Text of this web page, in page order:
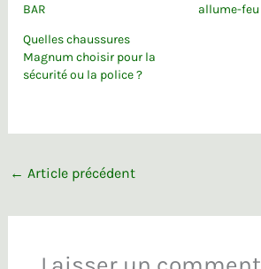
BAR
allume-feu
Quelles chaussures
Magnum choisir pour la
sécurité ou la police ?
← Article précédent